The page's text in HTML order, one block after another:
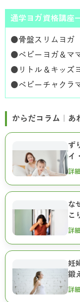
通学ヨガ資格講座
●骨盤スリムヨガ
●ベビーヨガ＆マ
● リトル＆キッズ
●ベビーチャクラ
からだコラム｜あ
ず
イ
詳
な
こ
詳
妊
鍛
詳